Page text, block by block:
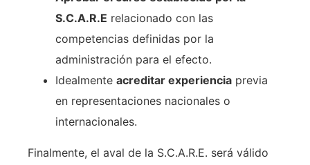
S.C.A.R.E relacionado con las
competencias definidas por la
administración para el efecto.
Idealmente acreditar experiencia previa
en representaciones nacionales o
internacionales.
Finalmente, el aval de la S.C.A.R.E. será válido